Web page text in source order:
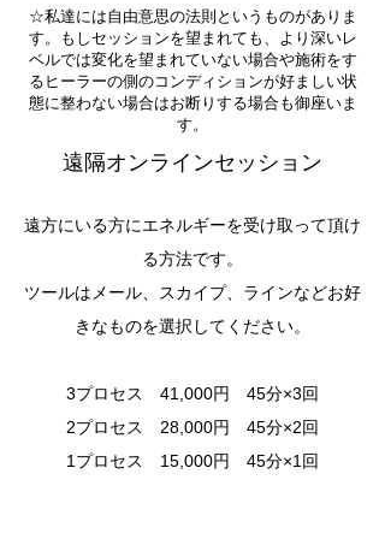
☆私達には自由意思の法則というものがありま
す。もしセッションを望まれても、より深いレ
ベルでは変化を望まれていない場合や施術をす
るヒーラーの側のコンディションが好ましい状
態に整わない場合はお断りする場合も御座いま
す。
遠隔オンラインセッション
遠方にいる方にエネルギーを受け取って頂け
る方法です。
ツールはメール、スカイプ、ラインなどお好
きなものを選択してください。
3プロセス 41,000円 45分×3回
2プロセス 28,000円 45分×2回
1プロセス 15,000円 45分×1回